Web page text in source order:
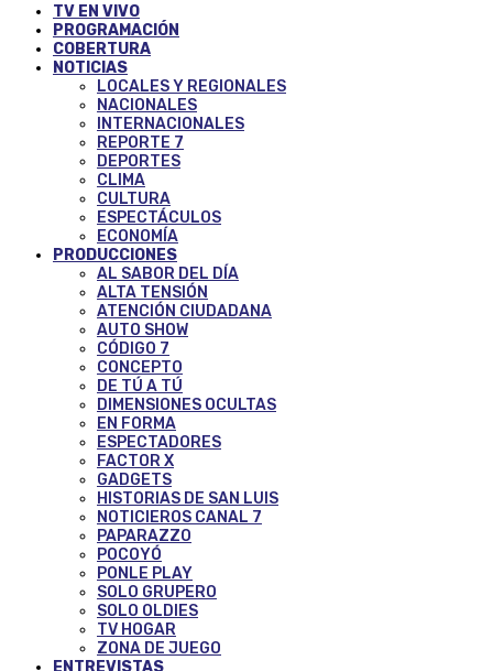
TV EN VIVO
PROGRAMACIÓN
COBERTURA
NOTICIAS
LOCALES Y REGIONALES
NACIONALES
INTERNACIONALES
REPORTE 7
DEPORTES
CLIMA
CULTURA
ESPECTÁCULOS
ECONOMÍA
PRODUCCIONES
AL SABOR DEL DÍA
ALTA TENSIÓN
ATENCIÓN CIUDADANA
AUTO SHOW
CÓDIGO 7
CONCEPTO
DE TÚ A TÚ
DIMENSIONES OCULTAS
EN FORMA
ESPECTADORES
FACTOR X
GADGETS
HISTORIAS DE SAN LUIS
NOTICIEROS CANAL 7
PAPARAZZO
POCOYÓ
PONLE PLAY
SOLO GRUPERO
SOLO OLDIES
TV HOGAR
ZONA DE JUEGO
ENTREVISTAS